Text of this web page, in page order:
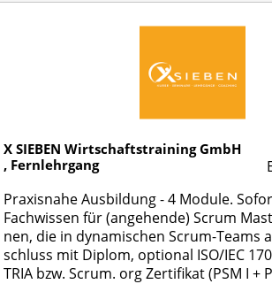
X SIEBEN Wirtschaftstraining GmbH
, Fernlehrgang
Pra­xis­na­he Aus­bil­dung - 4 Mo­du­le.
Fach­wis­sen für (an­ge­hen­de) Scrum
nen, die in dy­na­mi­schen Scrum-Teams
schluss mit Di­plom, op­tio­nal ISO/IEC
TRIA bzw. Scrum. org Zer­ti­fi­kat (PSM I +